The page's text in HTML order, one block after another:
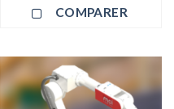
COMPARER